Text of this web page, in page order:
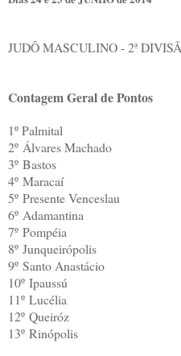
JUDÔ MASCULINO - 2ª
Contagem Geral de Pontos
1º Palmital
2º Álvares Machado
3º Bastos
4º Maracaí
5º Presente Venceslau
6º Adamantina
7º Pompéia
8º Junqueirópolis
9º Santo Anastácio
10º Ipaussú
11º Lucélia
12º Queiróz
13º Rinópolis